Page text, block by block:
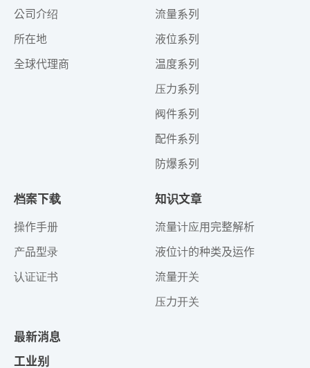
公司介绍
所在地
全球代理商
流量系列
液位系列
温度系列
压力系列
阀件系列
配件系列
防爆系列
档案下载
操作手册
产品型录
认证证书
知识文章
流量计应用完整解析
液位计的种类及运作
流量开关
压力开关
最新消息
工业别